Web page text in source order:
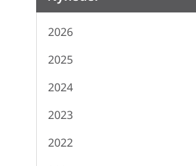
2026
2025
2024
2023
2022